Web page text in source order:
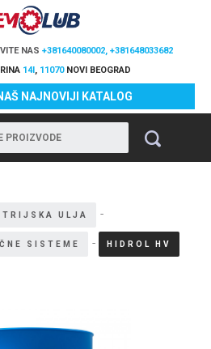
NAS +381640080002, +381648033682
14I, 11070 NOVI BEOGRAD
NAJNOVIJI KATALOG
ULJA -
SISTEME - HIDROL HV